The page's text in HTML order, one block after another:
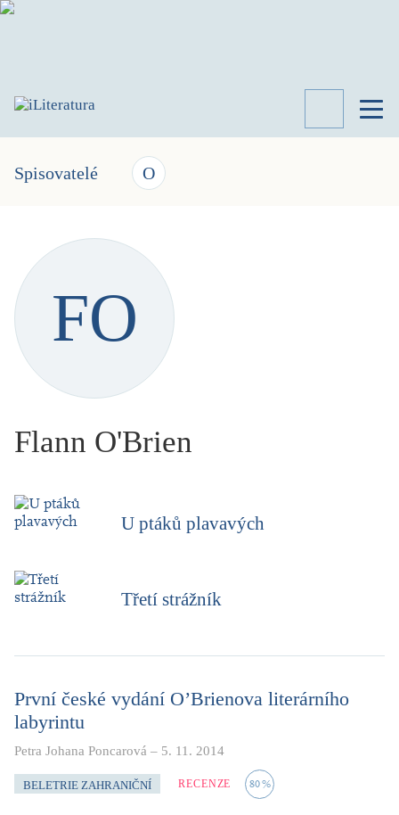
TÉMATA
KNIHY
LITERATURY
ILIGLOSA
Spisovatelé O
FO
Flann O'Brien
U ptáků plavavých
Třetí strážník
První české vydání O’Brienova literárního
labyrintu
Petra Johana Poncarová – 5. 11. 2014
BELETRIE ZAHRANIČNÍ RECENZE 80%